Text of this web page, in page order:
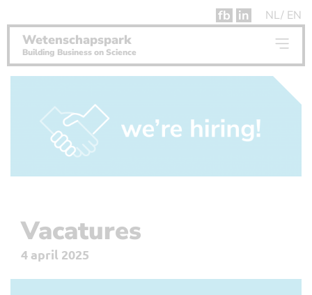
fb in NL EN
Wetenschapspark
Building Business on Science
Vacatures
4 april 2025